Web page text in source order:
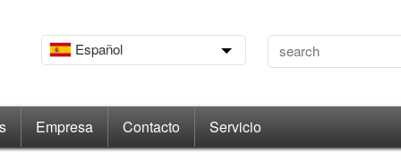
Español
Empresa Contacto Servicio